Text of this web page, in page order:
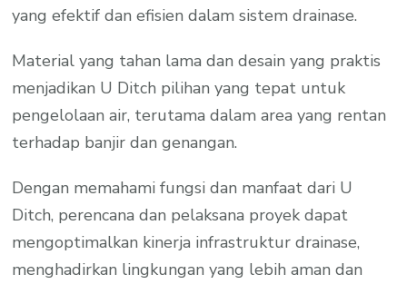
yang efektif dan efisien dalam sistem drainase.
Material yang tahan lama dan desain yang praktis
menjadikan U Ditch pilihan yang tepat untuk
pengelolaan air, terutama dalam area yang rentan
terhadap banjir dan genangan.
Dengan memahami fungsi dan manfaat dari U
Ditch, perencana dan pelaksana proyek dapat
mengoptimalkan kinerja infrastruktur drainase,
menghadirkan lingkungan yang lebih aman dan